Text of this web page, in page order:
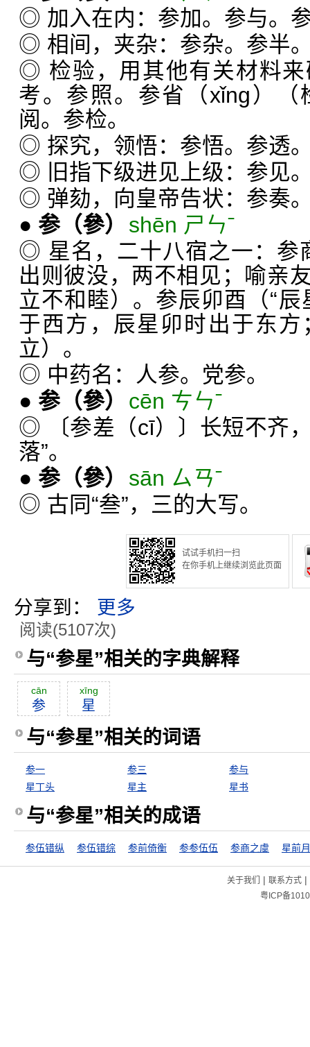
◎ 加入在内：参加。参与。
◎ 相间，夹杂：参杂。参半
◎ 检验，用其他有关材料
考。参照。参省（xǐng）
阅。参检。
◎ 探究，领悟：参悟。参透
◎ 旧指下级进见上级：参见
◎ 弹劾，向皇帝告状：参奏
● 参（參）
shēn ㄕㄣˉ
◎ 星名，二十八宿之一：参
出则彼没，两不相见；喻亲
立不和睦）。参辰卯酉（“
于西方，辰星卯时出于东
立）。
◎ 中药名：人参。党参。
● 参（參）
cēn ㄘㄣˉ
◎ 〔参差（cī）〕长短不齐，
落”。
● 参（參）
sān ㄙㄢˉ
◎ 古同“叁”，三的大写。
试试手机扫一扫
在你手机上继续浏览此页面
分享到： 更多
阅读(5107次)
与“参星”相关的字典解释
cān
参
xīng
星
与“参星”相关的词语
参一 参三
参与
星丁头
星主 星书
与“参星”相关的成语
参伍错纵 参伍错综 参前倚衡 参参伍伍 参商之虞 星前
关于我们 | 联系方式|
粤ICP备